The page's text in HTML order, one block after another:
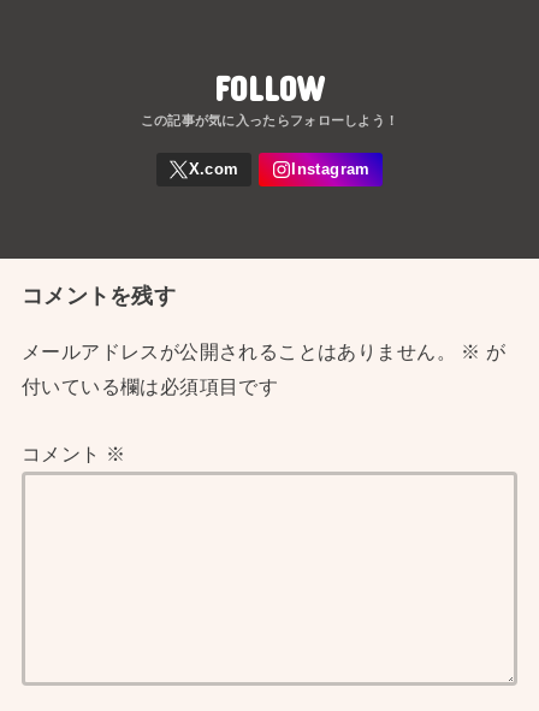
FOLLOW
コメントを残す
メールアドレスが公開されることはありません。 ※ が
付いている欄は必須項目です
コメント ※